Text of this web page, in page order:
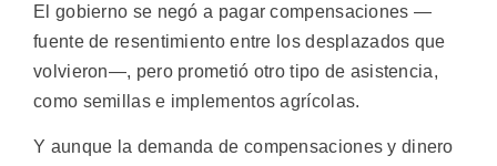
El gobierno se negó a pagar compensaciones —
fuente de resentimiento entre los desplazados que
volvieron—, pero prometió otro tipo de asistencia,
como semillas e implementos agrícolas.
Y aunque la demanda de compensaciones y dinero